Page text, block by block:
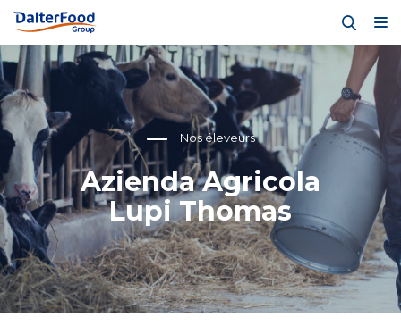
Azienda Agricola
Lupi Thomas
Nos éleveurs